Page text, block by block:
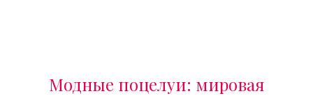
Модные поцелуи: мировая